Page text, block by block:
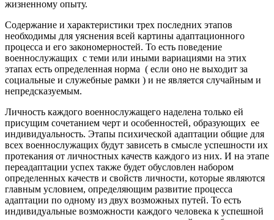
жизненному опыту.
Содержание и характеристики трех последних этапов
необходимы для уяснения всей картины адаптационного
процесса и его закономерностей. То есть поведение
военнослужащих с теми или иными вариациями на этих
этапах есть определенная норма ( если оно не выходит за
социальные и служебные рамки ) и не является случайным и
непредсказуемым.
Личность каждого военнослужащего наделена только ей
присущим сочетанием черт и особенностей, образующих ее
индивидуальность. Этапы психической адаптации общие для
всех военнослужащих будут зависеть в смысле успешности их
протекания от личностных качеств каждого из них. И на этапе
переадаптации успех также будет обусловлен набором
определенных качеств и свойств личности, которые являются
главным условием, определяющим развитие процесса
адаптации по одному из двух возможных путей. То есть
индивидуальные возможности каждого человека к успешной